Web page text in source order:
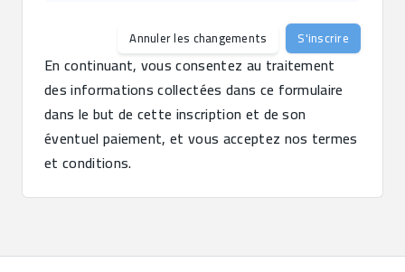
Annuler les changements S'inscrire
En continuant, vous consentez au traitement
des informations collectées dans ce formulaire
dans le but de cette inscription et de son
éventuel paiement, et vous acceptez nos termes
et conditions.